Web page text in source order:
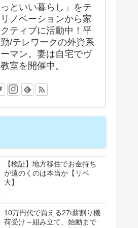
っといい暮らし」をテ
ノベーションから家
ティブに活動中！平
/テレワークの外資系
マン。妻は自宅でヴ
室を開催中。
【検証】地方移住でお金持ち
が遠のくのは本当か【リベ
大】
10万円代で買える27t薪割り機
荷受け～組み立て、始動まで